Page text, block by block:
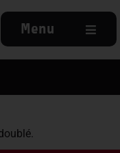
Menu